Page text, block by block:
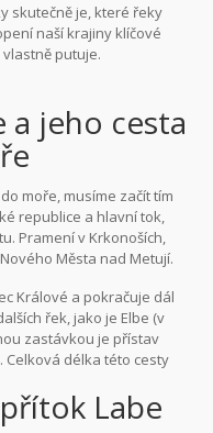
prakticky každá kapka
výjimkou malých oblastí
povodí.
skutečně je, které řeky
naší krajiny klíčové
putuje.
a jeho cesta
moře, musíme začít tím
republice a hlavní tok,
. Pramení v Krkonoších,
Města nad Metují.
na severovýchod.
Králové a pokračuje dál
řek, jako je Elbe (v
zastávkou je přístav
Celková délka této cesty
je Labe životně
ale také pro dopravu,
Labe